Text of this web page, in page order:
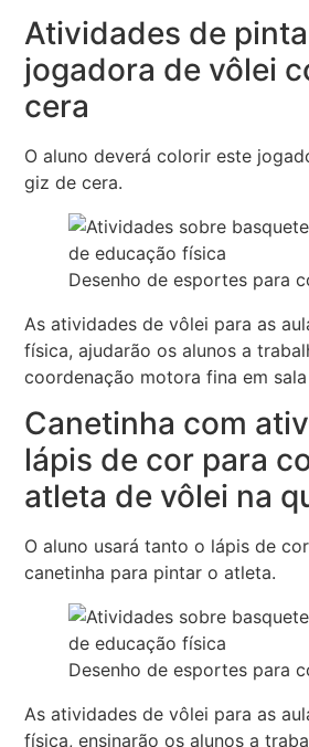
Atividades de
jogadora de vôlei
cera
O aluno deverá colorir este
giz de cera.
Desenho de esportes para
As atividades de vôlei para as
física, ajudarão os alunos a
coordenação motora fina em
Canetinha com
lápis de cor para
atleta de vôlei na
O aluno usará tanto o lápis de
canetinha para pintar o atleta.
Desenho de esportes para
As atividades de vôlei para as
física, ensinarão os alunos a